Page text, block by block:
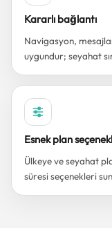
Kararlı bağlantı
Navigasyon,
uygundur; seyahat
Esnek plan
Ülkeye ve seyahat
süresi seçenekleri